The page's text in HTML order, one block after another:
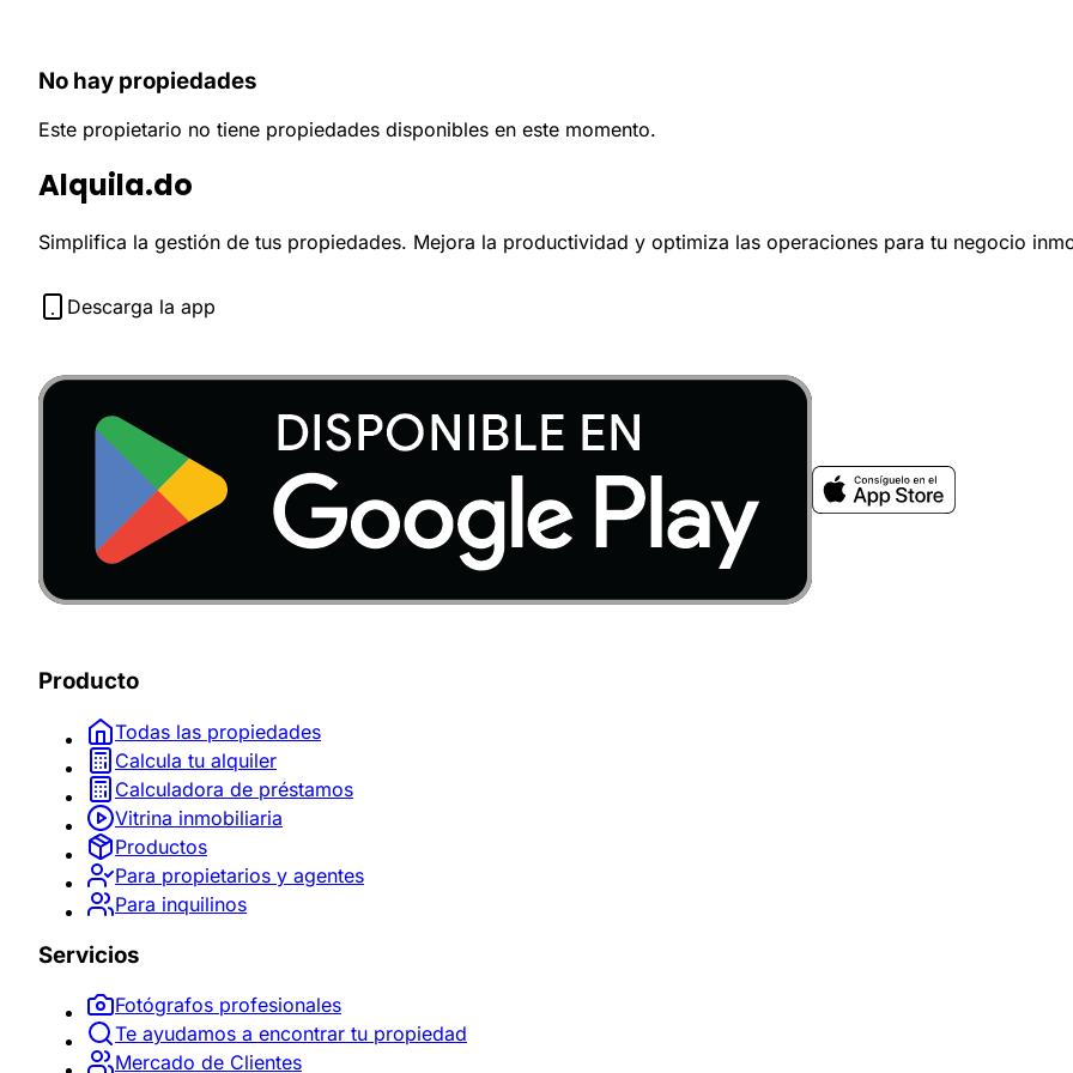
No hay propiedades
Este propietario no tiene propiedades disponibles en este momento.
Alquila.do
Simplifica la gestión de tus propiedades. Mejora la productividad y optimiza las operaciones para tu negocio
Descarga la app
Producto
Todas las propiedades
Calcula tu alquiler
Calculadora de préstamos
Vitrina inmobiliaria
Productos
Para propietarios y agentes
Para inquilinos
Servicios
Fotógrafos profesionales
Te ayudamos a encontrar tu propiedad
Mercado de Clientes